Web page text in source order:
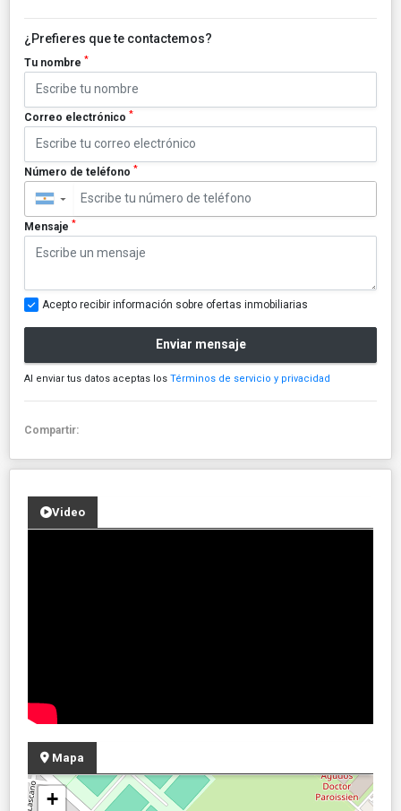
¿Prefieres que te contactemos?
Tu nombre *
Correo electrónico *
Número de teléfono *
▼
Mensaje *
Acepto recibir información sobre ofertas inmobiliarias
Enviar mensaje
Al enviar tus datos aceptas los Términos de servicio y privacidad
Compartir:
Video
Mapa
+